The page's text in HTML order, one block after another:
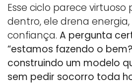
Esse ciclo parece virtuoso
dentro, ele drena energia,
confiança. A pergunta
“estamos fazendo o
construindo um modelo
sem pedir socorro toda